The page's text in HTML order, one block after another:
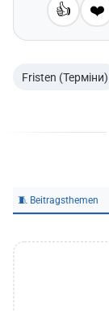
👍 ❤️
Fristen (Терміни)
🧵 Beitragsthemen